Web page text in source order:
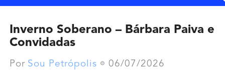
Inverno Soberano – Bárbara Paiva e
Convidadas
Por Sou Petrópolis 06/07/2026